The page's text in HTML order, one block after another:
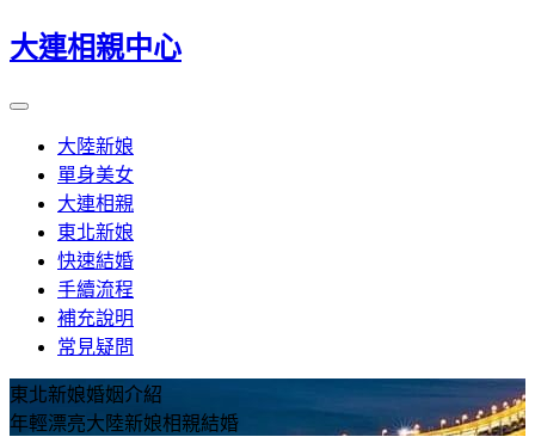
大連相親中心
大陸新娘
單身美女
大連相親
東北新娘
快速結婚
手續流程
補充說明
常見疑問
東北新娘婚姻介紹
年輕漂亮大陸新娘相親結婚